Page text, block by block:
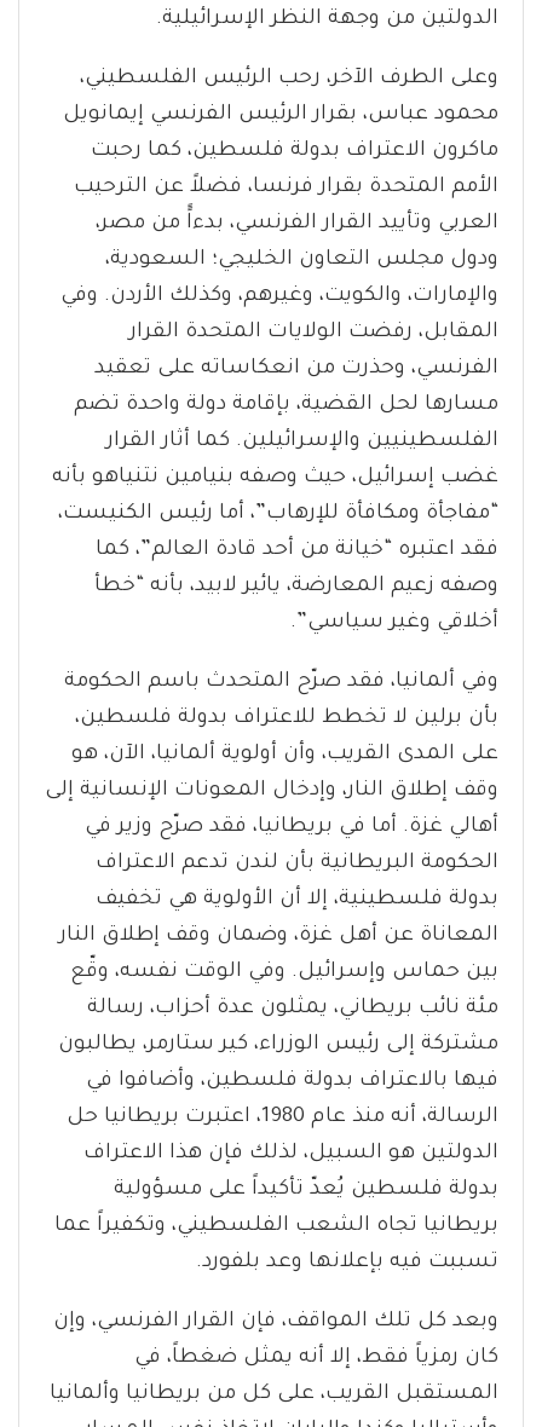
الدولتين من وجهة النظر الإسرائيلية.
وعلى الطرف الآخر، رحب الرئيس الفلسطيني،
محمود عباس، بقرار الرئيس الفرنسي إيمانويل
ماكرون الاعتراف بدولة فلسطين، كما رحبت
الأمم المتحدة بقرار فرنسا، فضلاً عن الترحيب
العربي وتأييد القرار الفرنسي، بدءاًً من مصر،
ودول مجلس التعاون الخليجي؛ السعودية،
والإمارات، والكويت، وغيرهم، وكذلك الأردن. وفي
المقابل، رفضت الولايات المتحدة القرار
الفرنسي، وحذرت من انعكاساته على تعقيد
مسارها لحل القضية، بإقامة دولة واحدة تضم
الفلسطينيين والإسرائيلين. كما أثار القرار
غضب إسرائيل، حيث وصفه بنيامين نتنياهو بأنه
“مفاجأة ومكافأة للإرهاب”، أما رئيس الكنيست،
فقد اعتبره “خيانة من أحد قادة العالم”، كما
وصفه زعيم المعارضة، يائير لابيد، بأنه “خطأ
أخلاقي وغير سياسي”.
وفي ألمانيا، فقد صرّح المتحدث باسم الحكومة
بأن برلين لا تخطط للاعتراف بدولة فلسطين،
على المدى القريب، وأن أولوية ألمانيا، الآن، هو
وقف إطلاق النار، وإدخال المعونات الإنسانية إلى
أهالي غزة. أما في بريطانيا، فقد صرّح وزير في
الحكومة البريطانية بأن لندن تدعم الاعتراف
بدولة فلسطينية، إلا أن الأولوية هي تخفيف
المعاناة عن أهل غزة، وضمان وقف إطلاق النار
بين حماس وإسرائيل. وفي الوقت نفسه، وقّع
مئة نائب بريطاني، يمثلون عدة أحزاب، رسالة
مشتركة إلى رئيس الوزراء، كير ستارمر، يطالبون
فيها بالاعتراف بدولة فلسطين، وأضافوا في
الرسالة، أنه منذ عام 1980، اعتبرت بريطانيا حل
الدولتين هو السبيل، لذلك فإن هذا الاعتراف
بدولة فلسطين يُعدّ تأكيداً على مسؤولية
بريطانيا تجاه الشعب الفلسطيني، وتكفيراً عما
تسببت فيه بإعلانها وعد بلفورد.
وبعد كل تلك المواقف، فإن القرار الفرنسي، وإن
كان رمزياً فقط، إلا أنه يمثل ضغطاً، في
المستقبل القريب، على كل من بريطانيا وألمانيا